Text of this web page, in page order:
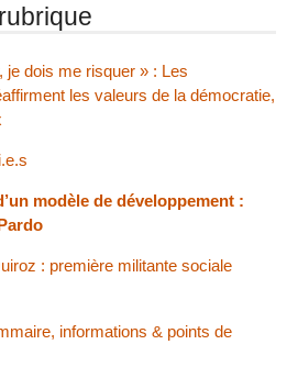
je dois me risquer » : Les
les valeurs de la démocratie,
modèle de développement :
: première militante sociale
informations & points de